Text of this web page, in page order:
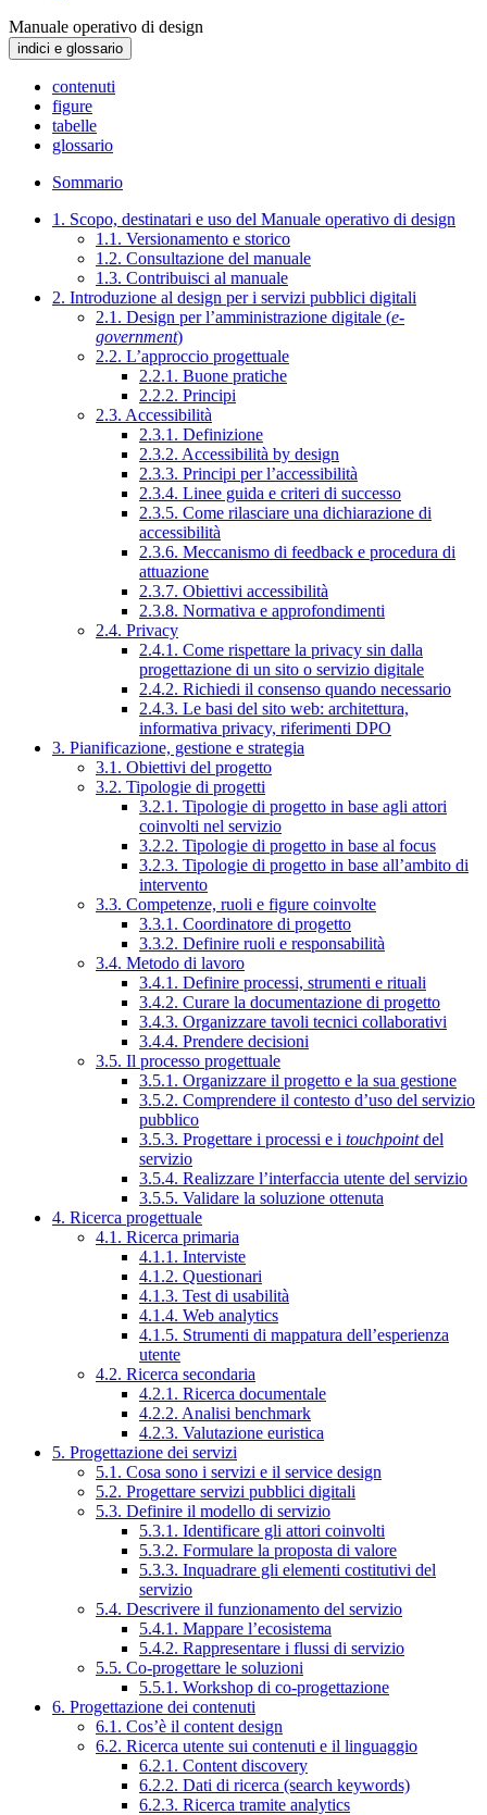
Manuale operativo di design
indici e glossario
contenuti
figure
tabelle
glossario
Sommario
1. Scopo, destinatari e uso del Manuale operativo di design
1.1. Versionamento e storico
1.2. Consultazione del manuale
1.3. Contribuisci al manuale
2. Introduzione al design per i servizi pubblici digitali
2.1. Design per l’amministrazione digitale (e-
government)
2.2. L’approccio progettuale
2.2.1. Buone pratiche
2.2.2. Principi
2.3. Accessibilità
2.3.1. Definizione
2.3.2. Accessibilità by design
2.3.3. Principi per l’accessibilità
2.3.4. Linee guida e criteri di successo
2.3.5. Come rilasciare una dichiarazione di
accessibilità
2.3.6. Meccanismo di feedback e procedura di
attuazione
2.3.7. Obiettivi accessibilità
2.3.8. Normativa e approfondimenti
2.4. Privacy
2.4.1. Come rispettare la privacy sin dalla
progettazione di un sito o servizio digitale
2.4.2. Richiedi il consenso quando necessario
2.4.3. Le basi del sito web: architettura,
informativa privacy, riferimenti DPO
3. Pianificazione, gestione e strategia
3.1. Obiettivi del progetto
3.2. Tipologie di progetti
3.2.1. Tipologie di progetto in base agli attori
coinvolti nel servizio
3.2.2. Tipologie di progetto in base al focus
3.2.3. Tipologie di progetto in base all’ambito di
intervento
3.3. Competenze, ruoli e figure coinvolte
3.3.1. Coordinatore di progetto
3.3.2. Definire ruoli e responsabilità
3.4. Metodo di lavoro
3.4.1. Definire processi, strumenti e rituali
3.4.2. Curare la documentazione di progetto
3.4.3. Organizzare tavoli tecnici collaborativi
3.4.4. Prendere decisioni
3.5. Il processo progettuale
3.5.1. Organizzare il progetto e la sua gestione
3.5.2. Comprendere il contesto d’uso del servizio
pubblico
3.5.3. Progettare i processi e i touchpointdel
servizio
3.5.4. Realizzare l’interfaccia utente del servizio
3.5.5. Validare la soluzione ottenuta
4. Ricerca progettuale
4.1. Ricerca primaria
4.1.1. Interviste
4.1.2. Questionari
4.1.3. Test di usabilità
4.1.4. Web analytics
4.1.5. Strumenti di mappatura dell’esperienza
utente
4.2. Ricerca secondaria
4.2.1. Ricerca documentale
4.2.2. Analisi benchmark
4.2.3. Valutazione euristica
5. Progettazione dei servizi
5.1. Cosa sono i servizi e il service design
5.2. Progettare servizi pubblici digitali
5.3. Definire il modello di servizio
5.3.1. Identificare gli attori coinvolti
5.3.2. Formulare la proposta di valore
5.3.3. Inquadrare gli elementi costitutivi del
servizio
5.4. Descrivere il funzionamento del servizio
5.4.1. Mappare l’ecosistema
5.4.2. Rappresentare i flussi di servizio
5.5. Co-progettare le soluzioni
5.5.1. Workshop di co-progettazione
6. Progettazione dei contenuti
6.1. Cos’è il content design
6.2. Ricerca utente sui contenuti e il linguaggio
6.2.1. Content discovery
6.2.2. Dati di ricerca (search keywords)
6.2.3. Ricerca tramite analytics